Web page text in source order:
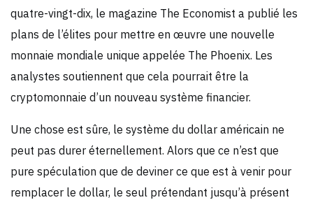
quatre-vingt-dix, le magazine The Economist a publié les
plans de l’élites pour mettre en œuvre une nouvelle
monnaie mondiale unique appelée The Phoenix. Les
analystes soutiennent que cela pourrait être la
cryptomonnaie d’un nouveau système financier.
Une chose est sûre, le système du dollar américain ne
peut pas durer éternellement. Alors que ce n’est que
pure spéculation que de deviner ce que est à venir pour
remplacer le dollar, le seul prétendant jusqu’à présent